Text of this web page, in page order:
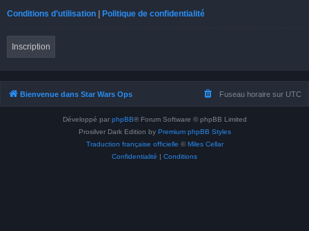
Conditions d’utilisation | Politique de confidentialité
Inscription
Bienvenue dans Star Wars Ops Fuseau horaire sur UTC
Développé par phpBB® Forum Software © phpBB Limited
Prosilver Dark Edition by Premium phpBB Styles
Traduction française officielle © Miles Cellar
Confidentialité | Conditions